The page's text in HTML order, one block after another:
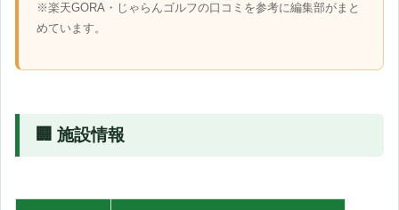
※楽天GORA・じゃらんゴルフの口コミを参考に編集部がまと
めています。
🏢 施設情報